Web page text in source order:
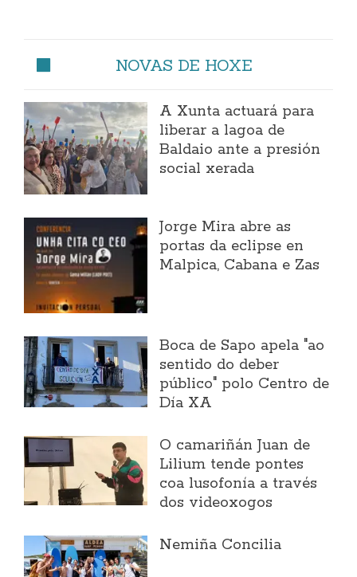
NOVAS DE HOXE
A Xunta actuará para
liberar a lagoa de
Baldaio ante a presión
social xerada
Jorge Mira abre as
portas da eclipse en
Malpica, Cabana e Zas
Boca de Sapo apela "ao
sentido do deber
público" polo Centro de
Día XA
O camariñán Juan de
Lilium tende pontes
coa lusofonía a través
dos videoxogos
Nemiña Concilia